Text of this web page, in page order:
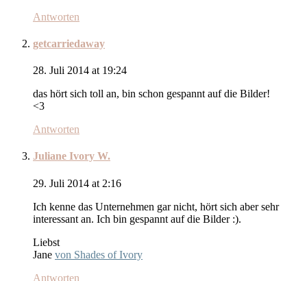
Antworten
getcarriedaway
28. Juli 2014 at 19:24
das hört sich toll an, bin schon gespannt auf die Bilder!
<3
Antworten
Juliane Ivory W.
29. Juli 2014 at 2:16
Ich kenne das Unternehmen gar nicht, hört sich aber sehr
interessant an. Ich bin gespannt auf die Bilder :).
Liebst
Jane von Shades of Ivory
Antworten